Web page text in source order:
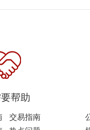
帮助
交易指南